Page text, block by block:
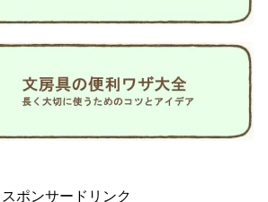
スポンサードリンク